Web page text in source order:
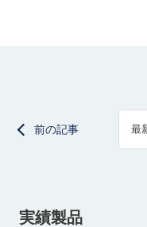
前の記事 最
実績製品